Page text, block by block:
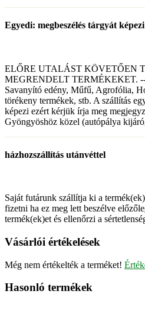
Egyedi: megbeszélés tárgyát képezi
ELŐRE UTALÁST KÖVETŐEN
MEGRENDELT TERMÉKEKET.
Savanyító edény, Műfű, Agrofólia,
törékeny termékek, stb. A szállítás
képezi ezért kérjük írja meg
Gyöngyöshöz közel (autópálya
házhozszállítás utánvéttel
Saját futárunk szállítja ki a
fizetni ha ez meg lett beszélve
termék(ek)et és ellenőrzi a
Vásárlói értékelések
Még nem értékelték a terméket!
Hasonló termékek